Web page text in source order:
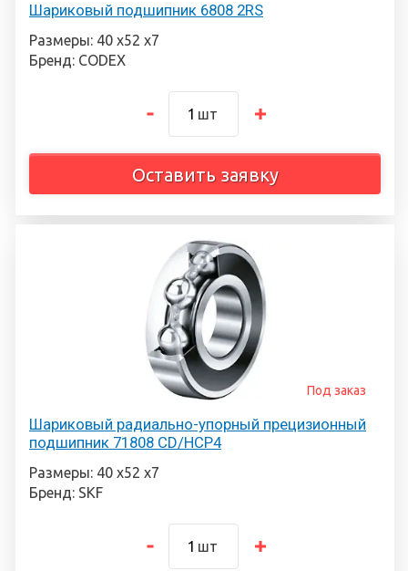
Шариковый подшипник 6808 2RS
Размеры: 40 х52 х7
Бренд: CODEX
шт
Оставить заявку
Шариковый радиально-упорный прецизионный
подшипник 71808 CD/HCP4
Под заказ
Размеры: 40 х52 х7
Бренд: SKF
шт